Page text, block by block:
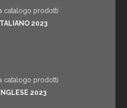
catalogo prodotti
ITALIANO 2023
catalogo prodotti
INGLESE 2023